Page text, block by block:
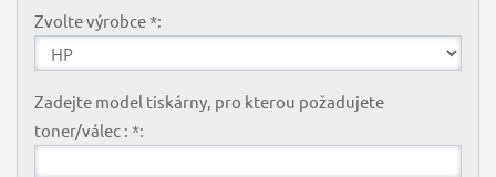
Zvolte výrobce *:
Zadejte model tiskárny, pro kterou požadujete
toner/válec : *: